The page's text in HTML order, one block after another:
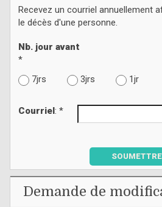
Recevez un courriel annuellement
le décès d'une personne.
Nb. jour avant
*
7jrs
3jrs 1jr
Courriel: *
SOUMETTRE
Demande de